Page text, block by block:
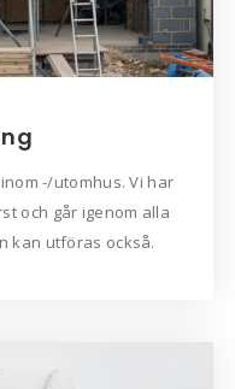
-/utomhus. Vi har
och går igenom alla
kan utföras också.